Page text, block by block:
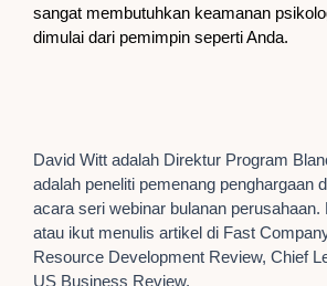
sangat membutuhkan keamanan
dimulai dari pemimpin seperti Anda.
David Witt adalah Direktur Program
adalah peneliti pemenang penghargaan
acara seri webinar bulanan perusahaan.
atau ikut menulis artikel di Fast
Resource Development Review, Chief
US Business Review.